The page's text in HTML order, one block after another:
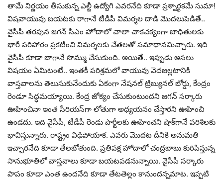
తామే నిర్ణ‌యం తీసుకున్న ఎల్జీ ఉద్యోగి ఎవ‌ర‌నేది కూడా ప్ర‌శ్నార్ధ‌క‌మే సుమా!
విష‌వాయువు బ‌య‌ట‌కు రాగానే టీడీపీ విమ‌ర్శ‌ల దాడి మొద‌లుపెడితే..
వైసీపీ త‌ర‌పున జ‌గ‌న్ సీఎం హోదాలో చాలా చాక‌చ‌క్యంగా బాధితుల‌కు
భారీ ప‌రిహారం ప్ర‌క‌టించి విమ‌ర్శ‌ల‌కు చేత‌ల‌తో స‌మాధాన‌మిచ్చారు. ఇది
వైసీపీ కూడా బాగానే సొమ్ము చేసుకుంది. అయితే.. ఇప్పుడు అస‌లు
విష‌యం ఏమిటంటే.. ఇంత‌కీ ప‌రిశ్ర‌మ‌లో వాయువు వెద‌జ‌ల్ల‌టానికి
వాస్త‌వాల‌ను తెలుసుకునేందుకు ఏకంగా నేష‌న‌ల్ ట్రిబ్యున‌ల్ బోర్డు, కేంద్రం
రెండూ సిద్ధ‌మ‌య్యాయి. కేంద్ర జోక్యం చేసుకుంటుంద‌ని జ‌గ‌న్ స‌ర్కారు
ఊహించినా ఇంత సీరియ‌స్‌గా లోతుగా అధ్య‌య‌నం చేస్తార‌ని ఊహించి
ఉండ‌దు. ఇది వైసీపీ, టీడీపీ రెండు పార్టీల‌కు ఊహించ‌ని షాక్‌గానే ప‌రిశీల‌కు
భావిస్తున్నారు. రాష్ట్రం విఢిపోయాక‌. ఎవ‌రు మొద‌ట దీనికి అనుమ‌తి
ఇచ్చార‌నేది కూడా తేల‌బోతుంది. ప్ర‌తిప‌క్ష హోదాలో చంద్ర‌బాబు కురిపిస్తున్న
సానుభూతిలో వాస్త‌వాలు కూడా బ‌య‌ట‌ప‌డ‌నున్నాయి. వైసీపీ స‌ర్కారు
పాపం కూడా ఎంత ఉంద‌నేది కూడా తేట‌తెల్లం కానుంద‌న్న‌మాట‌. ఇప్ప‌టి